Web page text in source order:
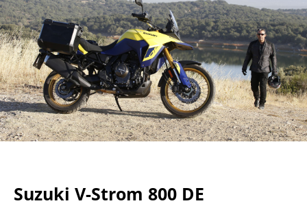
Suzuki V-Strom 800 DE